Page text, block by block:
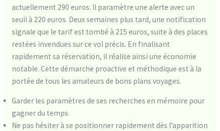
actuellement 290 euros. Il paramètre une alerte avec un
seuil à 220 euros. Deux semaines plus tard, une notification
signale que le tarif est tombé à 215 euros, suite à des places
restées invendues sur ce vol précis. En finalisant
rapidement sa réservation, il réalise ainsi une économie
notable. Cette démarche proactive et méthodique est à la
portée de tous les amateurs de bons plans voyages.
Garder les paramètres de ses recherches en mémoire pour
gagner du temps
Ne pas hésiter à se positionner rapidement dès l’apparition